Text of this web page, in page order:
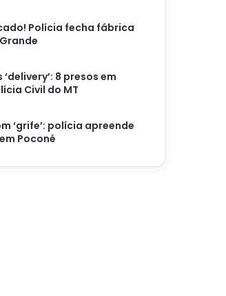
Polícia fecha fábrica
8 presos em
Civil do MT
‘grife’: polícia apreende
Poconé